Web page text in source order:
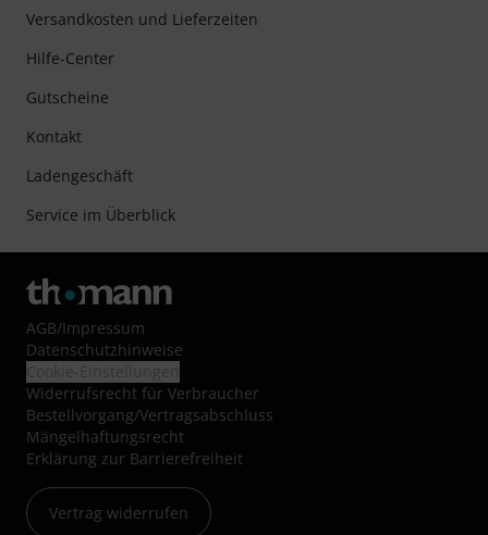
Versandkosten und Lieferzeiten
Hilfe-Center
Gutscheine
Kontakt
Ladengeschäft
Service im Überblick
AGB/Impressum
Datenschutzhinweise
Widerrufsrecht für Verbraucher
Bestellvorgang/Vertragsabschluss
Mängelhaftungsrecht
Erklärung zur Barrierefreiheit
Vertrag widerrufen